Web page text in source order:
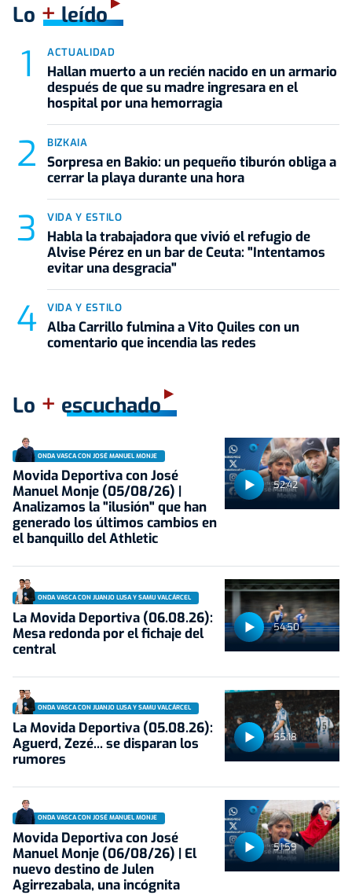
Lo +leído
ACTUALIDAD
Hallan muerto a un recién nacido en un armario
después de que su madre ingresara en el
hospital por una hemorragia
BIZKAIA
Sorpresa en Bakio: un pequeño tiburón obliga a
cerrar la playa durante una hora
VIDA Y ESTILO
Habla la trabajadora que vivió el refugio de
Alvise Pérez en un bar de Ceuta: "Intentamos
evitar una desgracia"
VIDA Y ESTILO
Alba Carrillo fulmina a Vito Quiles con un
comentario que incendia las redes
Lo + escuchado
52:42
ONDA VASCA CON JOSÉ MANUEL MONJE
Movida Deportiva con José
Manuel Monje (05/08/26) |
Analizamos la "ilusión" que han
generado los últimos cambios en
el banquillo del Athletic
54:50
ONDA VASCA CON JUANJO LUSA Y SAMU VALCÁRCEL
La Movida Deportiva (06.08.26):
Mesa redonda por el fichaje del
central
55:18
ONDA VASCA CON JUANJO LUSA Y SAMU VALCÁRCEL
La Movida Deportiva (05.08.26):
Aguerd, Zezé... se disparan los
rumores
51:59
ONDA VASCA CON JOSÉ MANUEL MONJE
Movida Deportiva con José
Manuel Monje (06/08/26) | El
nuevo destino de Julen
Agirrezabala, una incógnita